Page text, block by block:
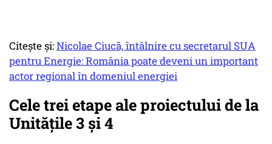
Citește și:Nicolae Ciucă, întâlnire cu secretarul SUA
pentru Energie: România poate deveni un important
actor regional în domeniul energiei
Cele trei etape ale proiectului de la
Unitățile 3 și 4